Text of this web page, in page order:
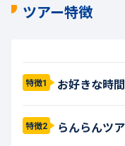
ツアー特徴
特徴1 お好きな時
特徴2 らんらんツ